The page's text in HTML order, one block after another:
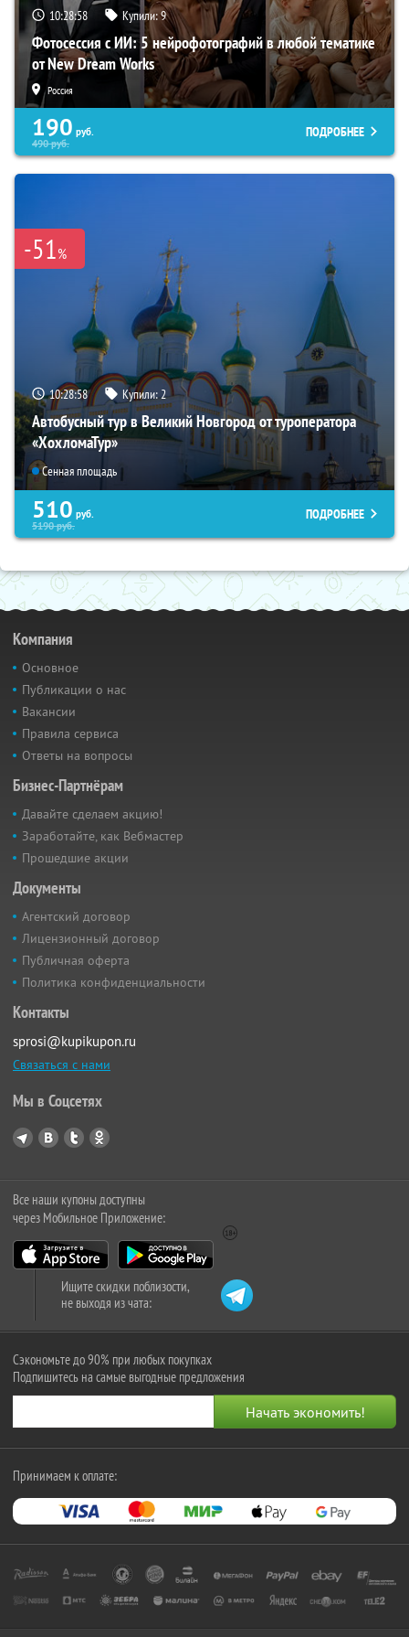
10:28:56 Купили:9
Фотосессия с ИИ: 5 нейрофотографий в любой тематике
от New Dream Works
Россия
190 руб.
490руб.
ПОДРОБНЕЕ
-51%
10:28:56 Купили:2
Автобусный тур в Великий Новгород от туроператора
«ХохломаТур»
Сенная площадь
510 руб.
5190руб.
ПОДРОБНЕЕ
Компания
Основное
Публикации о нас
Вакансии
Правила сервиса
Ответы на вопросы
Бизнес-Партнёрам
Давайте сделаем акцию!
Заработайте, как Вебмастер
Прошедшие акции
Документы
Агентский договор
Лицензионный договор
Публичная оферта
Политика конфиденциальности
Контакты
sprosi@kupikupon.ru
Связаться с нами
Мы в Соцсетях
Все наши купоны доступны
через Мобильное Приложение:
Ищите скидки поблизости,
не выходя из чата:
Сэкономьте до 90% при любых покупках
Подпишитесь на самые выгодные предложения
Принимаем к оплате: